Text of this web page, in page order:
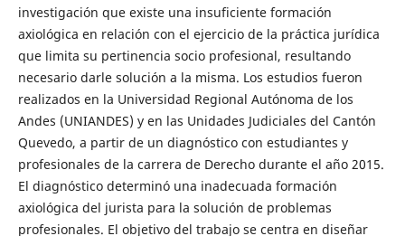
investigación que existe una insuficiente formación
axiológica en relación con el ejercicio de la práctica jurídica
que limita su pertinencia socio profesional, resultando
necesario darle solución a la misma. Los estudios fueron
realizados en la Universidad Regional Autónoma de los
Andes (UNIANDES) y en las Unidades Judiciales del Cantón
Quevedo, a partir de un diagnóstico con estudiantes y
profesionales de la carrera de Derecho durante el año 2015.
El diagnóstico determinó una inadecuada formación
axiológica del jurista para la solución de problemas
profesionales. El objetivo del trabajo se centra en diseñar